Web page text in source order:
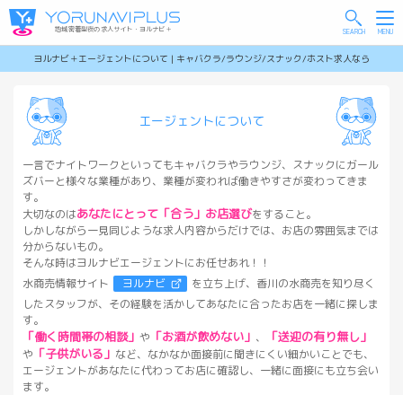
ヨルナビ＋エージェントについて | キャバクラ/ラウンジ/スナック/ホスト求人なら
地域密着型夜の求人サイト・ヨルナビ＋
エージェントについて
一言でナイトワークといってもキャバクラやラウンジ、スナックにガール
ズバーと様々な業種があり、業種が変われば働きやすさが変わってきま
す。
大切なのはあなたにとって「合う」お店選びをすること。
しかしながら一見同じような求人内容からだけでは、お店の雰囲気までは
分からないもの。
そんな時はヨルナビエージェントにお任せあれ！！
水商売情報サイト
ヨルナビ
を立ち上げ、香川の水商売を知り尽く
したスタッフが、その経験を活かしてあなたに合ったお店を一緒に探しま
す。
「働く時間帯の相談」 や 「お酒が飲めない」 、 「送迎の有り無し」
や 「子供がいる」 など、なかなか面接前に聞きにくい細かいことでも、
エージェントがあなたに代わってお店に確認し、一緒に面接にも立ち会い
ます。